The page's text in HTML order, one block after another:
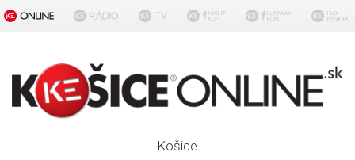
Košice